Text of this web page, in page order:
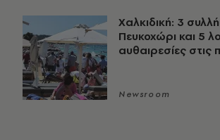
Χαλκιδική: 3
Πευκοχώρι και 5
αυθαιρεσίες στις
Newsroom